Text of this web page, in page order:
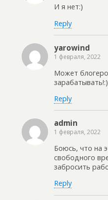
И я нет:)
Reply
yarowind
1 февраля, 2022
Может
зарабатывать!:)
Reply
admin
1 февраля, 2022
Боюсь, что на
свободного
забросить
Reply